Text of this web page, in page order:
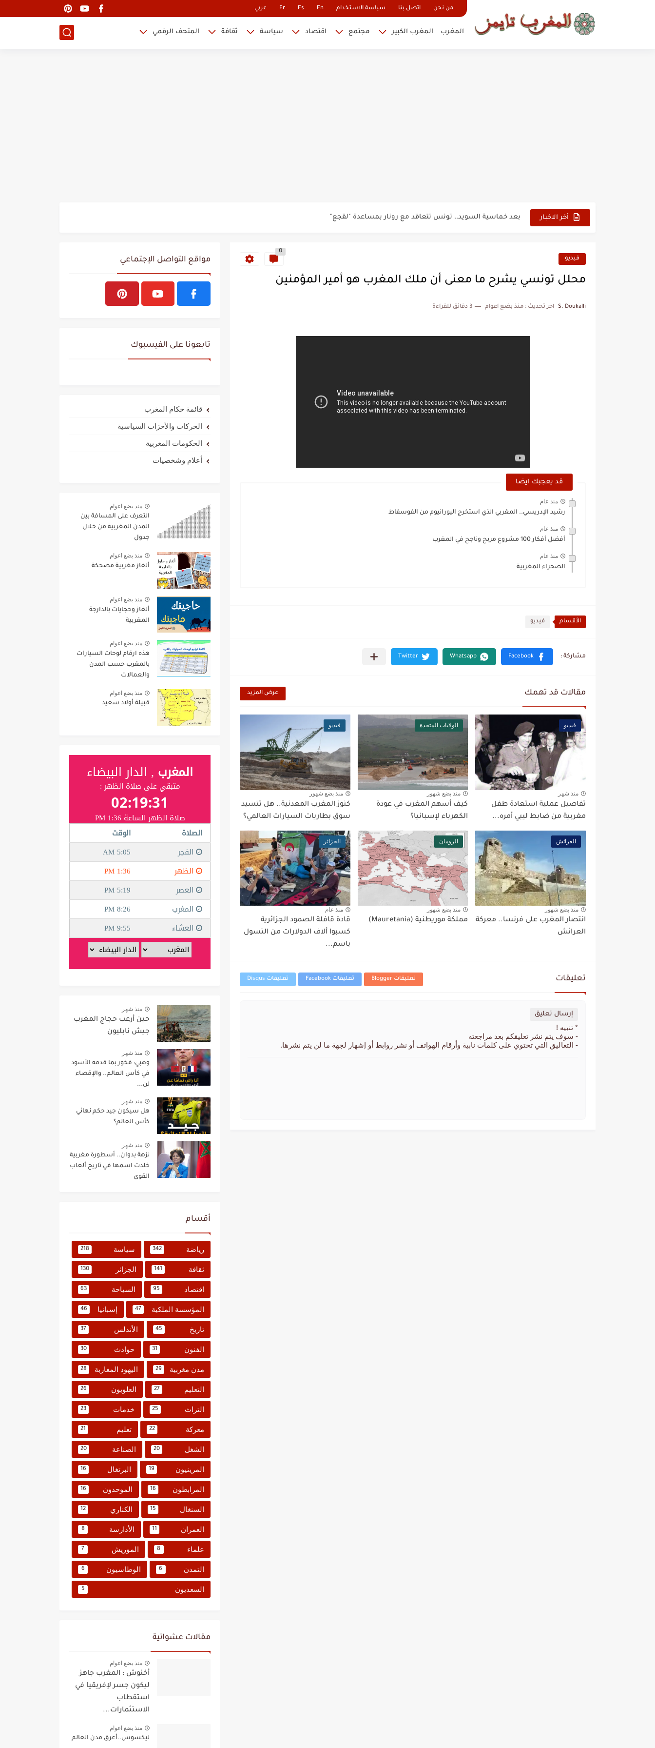
من نحن اتصل بنا سياسة الاستخدام En
Es
Fr عربي
المغرب المغرب الكبير مجتمع اقتصاد سياسة ثقافة المتحف الرقمي
أخر الاخبار بعد خماسية السويد.. تونس تتعاقد مع رونار بمساعدة "لقجع"
فيديو
0
محلل تونسي يشرح ما معنى أن ملك المغرب هو أمير المؤمنين
S. Doukalli اخر تحديث : منذ بضع اعوام 3 دقائق للقراءة
قد يعجبك ايضا
منذ عام
رشيد الإدريسي.. المغربي الذي استخرج اليورانيوم من الفوسفاط
منذ عام
أفضل أفكار 100 مشروع مربح وناجح في المغرب
منذ عام
الصحراء المغربية
الأقسام فيديو
مقالات قد تهمك عرض المزيد
فيديو
منذ شهر
تفاصيل عملية استعادة طفل
مغربية من ضابط ليبي أمره...
الولايات المتحدة
منذ بضع شهور
كيف أسهم المغرب في عودة
الكهرباء لإسبانيا؟
فيديو
منذ بضع شهور
كنوز المغرب المعدنية.. هل تتسيد
سوق بطاريات السيارات العالمي؟
العرائش
منذ بضع شهور
انتصار المغرب على فرنسا.. معركة
العرائش
الرومان
منذ بضع شهور
مملكة موريطنية (Mauretania)
الجزائر
منذ عام
قادة قافلة الصمود الجزائرية
كسبوا ألاف الدولارات من التسول
باسم...
تعليقات تعليقات Blogger تعليقات Facebook تعليقات Disqus
إرسال تعليق
* تنبيه !
- سوف يتم نشر تعليقكم بعد مراجعته
- التعاليق التي تحتوي على كلمات نابية وأرقام الهواتف أو نشر روابط أو إشهار لجهة ما لن يتم نشرها.
مواقع التواصل الإجتماعي
تابعونا على الفيسبوك
قائمة حكام المغرب
الحركات والأحزاب السياسية
الحكومات المغربية
أعلام وشخصيات
منذ بضع اعوام
التعرف على المسافة بين
المدن المغربية من خلال
جدول
منذ بضع اعوام
ألغاز مغربية مضحكة
منذ بضع اعوام
ألغاز وحجايات بالدارجة
المغربية
منذ بضع اعوام
هذه ارقام لوحات السيارات
بالمغرب حسب المدن
والعمالات
منذ بضع اعوام
قبيلة أولاد سعيد
منذ شهر
حين أرعب حجاج المغرب
جيش نابليون
منذ شهر
وهبي: فخور بما قدمه الأسود
في كأس العالم.. والإقصاء
لن...
منذ شهر
هل سيكون جيد حكم نهائي
كأس العالم؟
منذ شهر
نزهة بدوان.. أسطورة مغربية
خلدت اسمها في تاريخ ألعاب
القوى
أقسام
رياضة 342 سياسة 218
ثقافة 141 الجزائر 130
اقتصاد 95 السياحة 63
المؤسسة الملكية 47 إسبانيا 46
تاريخ 45 الأندلس 37
الفنون 31 حوادث 30
مدن مغربية 29 اليهود المغاربة 28
التعليم 27 العلويون 26
التراث 25 خدمات 23
معركة 22 تعليم 21
الشغل 20 الصناعة 20
المرينيون 19 البرتغال 16
المرابطون 16 الموحدون 16
السنغال 15 الكناري 12
العمران 11 الأدارسة 8
علماء 8 الموريش 7
التمدن 6 الوطاسيون 6
السعديون 5
مقالات عشوائية
منذ بضع اعوام
أخنوش : المغرب جاهز
ليكون جسر لإفريقيا في
استقطاب
الاستثمارات...
منذ بضع اعوام
ليكسوس..أعرق مدن العالم